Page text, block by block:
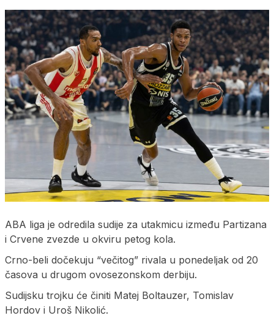
ABA liga je odredila sudije za utakmicu između Partizana
i Crvene zvezde u okviru petog kola.
Crno-beli dočekuju “večitog” rivala u ponedeljak od 20
časova u drugom ovosezonskom derbiju.
Sudijsku trojku će činiti Matej Boltauzer, Tomislav
Hordov i Uroš Nikolić.